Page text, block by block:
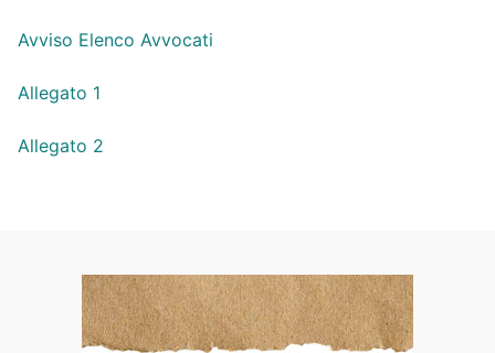
Avviso Elenco Avvocati
Allegato 1
Allegato 2